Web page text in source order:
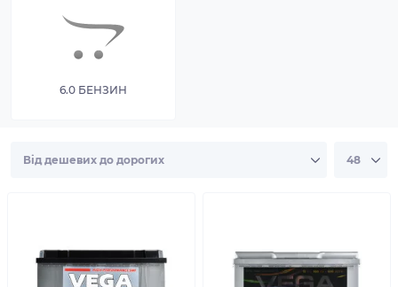
6.0 БЕНЗИН